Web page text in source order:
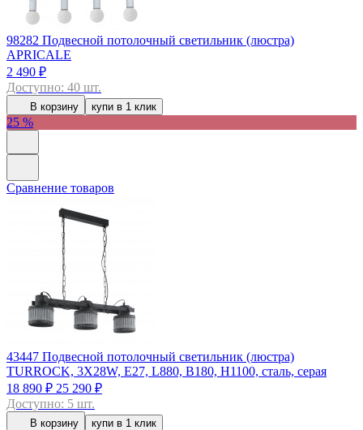
98282 Подвесной потолочный светильник (люстра)
APRICALE
2 490 ₽
Доступно: 40 шт.
В корзину купи в 1 клик
25 %
Сравнение товаров
43447 Подвесной потолочный светильник (люстра)
TURROCK, 3Х28W, E27, L880, B180, H1100, сталь, серая
18 890 ₽ 25 290 ₽
Доступно: 5 шт.
В корзину купи в 1 клик